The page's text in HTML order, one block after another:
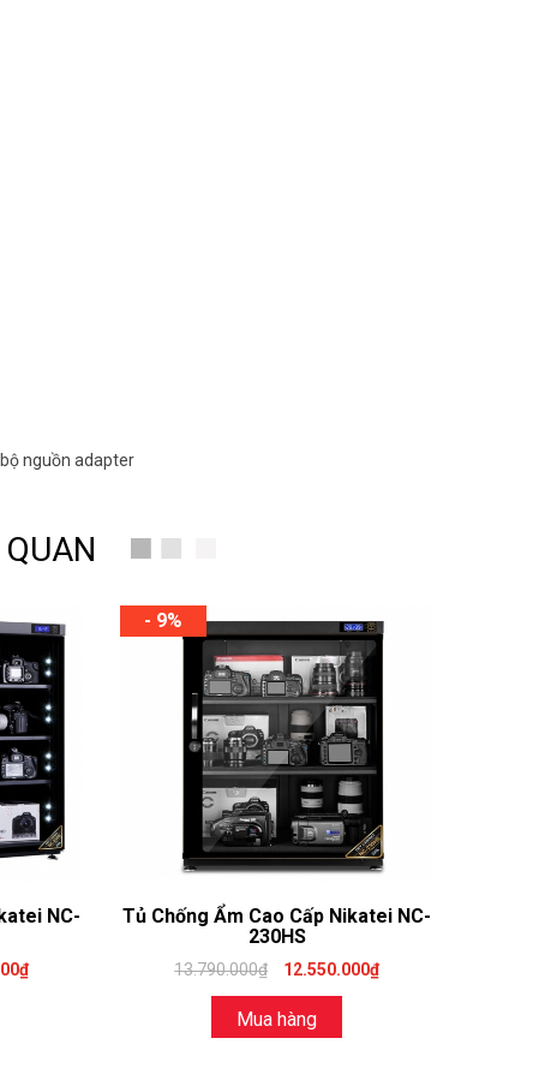
nguồn adapter
NC-
- 9%
Tủ Chống Ẩm Cao Cấp Nikatei NC-
230HS
13.790.000₫ 12.550.000₫
Mua hàng